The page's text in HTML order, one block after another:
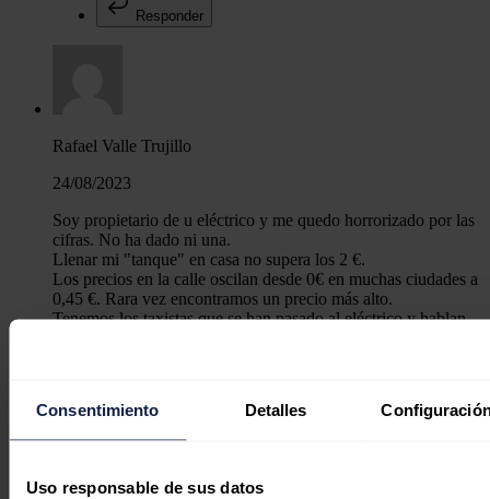
Consentimiento Detalles
Uso responsable de sus datos
Responder
Rafael Valle Trujillo
24/08/2023
Soy propietario de u eléctrico y me quedo horrorizado por las
cifras. No ha dado ni una.
Llenar mi "tanque" en casa no supera los 2 €.
Los precios en la calle oscilan desde 0€ en muchas ciudades a
0,45 €. Rara vez encontramos un precio más alto.
Tenemos los taxistas que se han pasado al eléctrico y hablan
tengan cerca un vehículo eléctrico.